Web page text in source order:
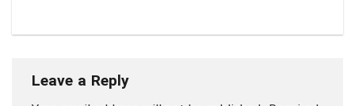
Leave a Reply